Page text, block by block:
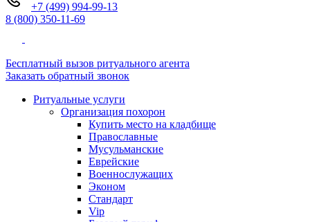
+7 (499) 994-99-13
8 (800) 350-11-69
Бесплатный вызов ритуального агента
Заказать обратный звонок
Ритуальные услуги
Организация похорон
Купить место на кладбище
Православные
Мусульманские
Еврейские
Военнослужащих
Эконом
Стандарт
Vip